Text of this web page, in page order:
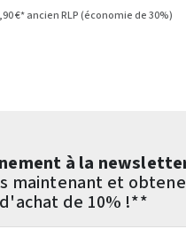
€*ancien RLP(économie de 30%)
à la
maintenant et
d'achat de 10% !**